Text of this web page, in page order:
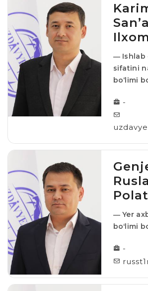
― Ishlab
sifatini
bo‘limi
-
― Yer
boʻlimi
-